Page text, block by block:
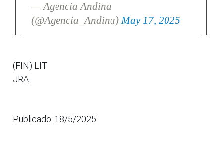
— Agencia Andina
(@Agencia_Andina)May 17, 2025
(FIN) LIT
JRA
Publicado: 18/5/2025